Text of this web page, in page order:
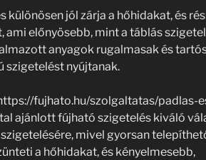
különösen jól zárja a hőhidakat, és
ami előnyösebb, mint a táblás
anyagok rugalmasak és
szigetelést nyújtanak.
fujhato.hu/szolgaltatas/padlas-
ajánlott fújható szigetelés kiváló
mivel gyorsan
a hőhidakat, és kényelmesebb,